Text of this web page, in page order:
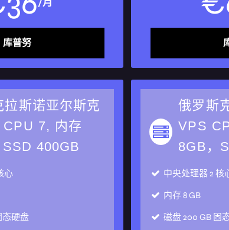
/月
库普努
斯诺亚尔斯克
CPU 7, 内存
400GB
心
态硬盘
俄罗斯
VPS
8GB，
中央处理器2 核
内存8 GB
磁盘200 GB 固